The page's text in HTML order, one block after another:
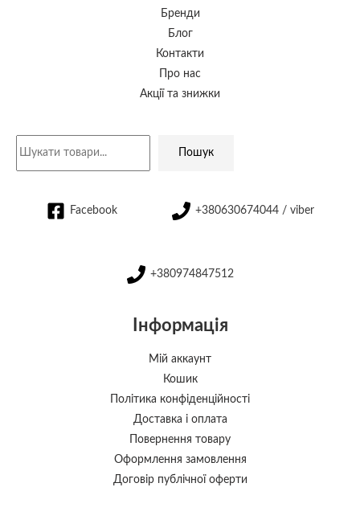
Бренди
Блог
Контакти
Про нас
Акції та знижки
Пошук
Facebook +380630674044 / viber
+380974847512
Інформація
Мій аккаунт
Кошик
Політика конфіденційності
Доставка і оплата
Повернення товару
Оформлення замовлення
Договір публічної оферти